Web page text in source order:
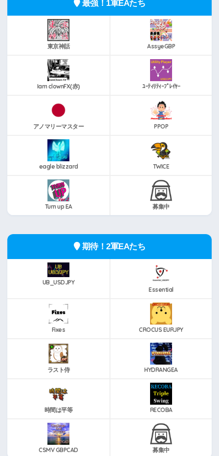
最強！1軍EAたち
東京神話 AssyeGBP
Iam clownFX(赤) ﾕｰﾃｨﾘﾃｨｰﾌﾟﾚｲﾔｰ
アノマリーマスター PPOP
eagle blizzard TWICE
Turn up EA 募集中
期待！2軍EAたち
UB_USDJPY
Essential
Fixes CROCUS EURJPY
ラスト侍 HYDRANGEA
時間は平等 RECOBA
CSMV GBPCAD 募集中